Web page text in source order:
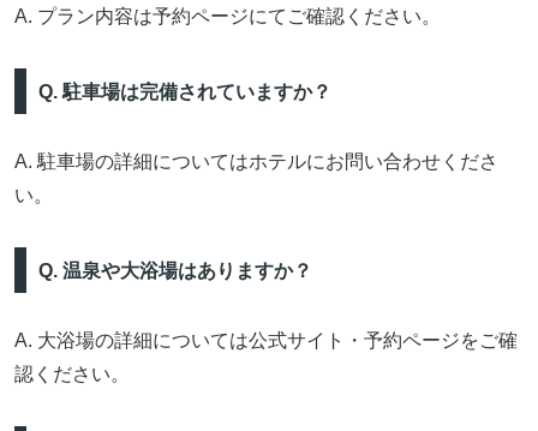
A. プラン内容は予約ページにてご確認ください。
Q. 駐車場は完備されていますか？
A. 駐車場の詳細についてはホテルにお問い合わせくださ
い。
Q. 温泉や大浴場はありますか？
A. 大浴場の詳細については公式サイト・予約ページをご確
認ください。